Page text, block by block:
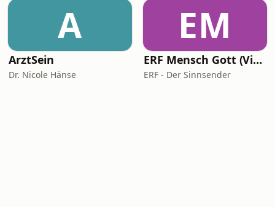
A
ArztSein
Dr. Nicole Hänse
EM
ERF Mensch Gott (Video)
ERF - Der Sinnsender